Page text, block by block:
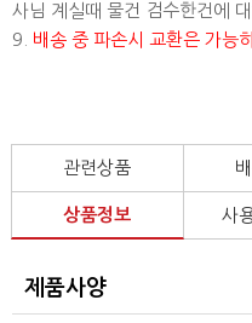
사님 계실때 물건 검수한건에
9. 배송 중 파손시 교환은 가능
관련상품
상품정보 사
제품사양